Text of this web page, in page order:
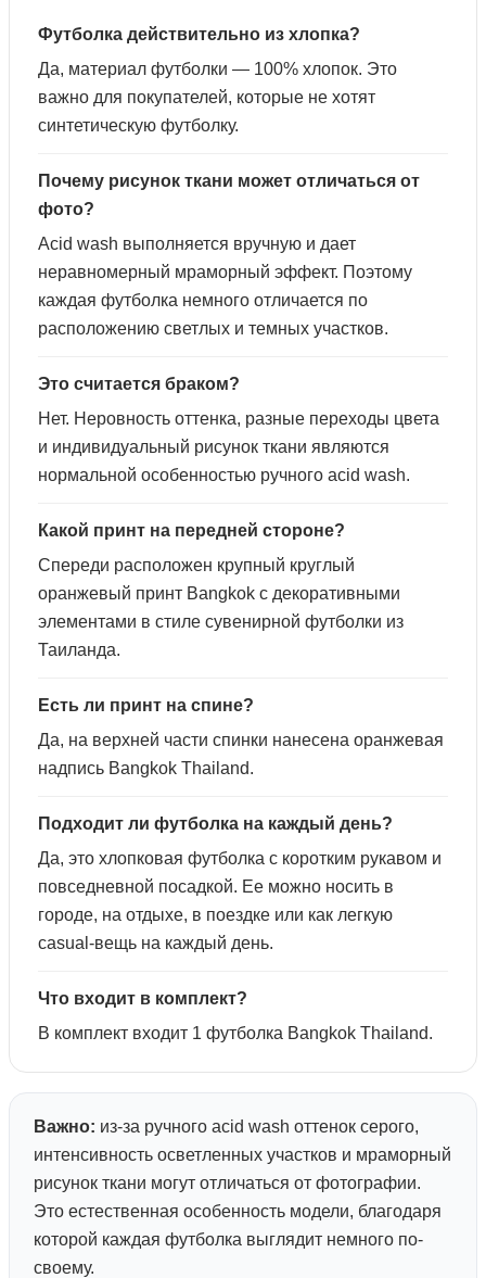
Футболка действительно из хлопка?
Да, материал футболки — 100% хлопок. Это
важно для покупателей, которые не хотят
синтетическую футболку.
Почему рисунок ткани может отличаться от
фото?
Acid wash выполняется вручную и дает
неравномерный мраморный эффект. Поэтому
каждая футболка немного отличается по
расположению светлых и темных участков.
Это считается браком?
Нет. Неровность оттенка, разные переходы цвета
и индивидуальный рисунок ткани являются
нормальной особенностью ручного acid wash.
Какой принт на передней стороне?
Спереди расположен крупный круглый
оранжевый принт Bangkok с декоративными
элементами в стиле сувенирной футболки из
Таиланда.
Есть ли принт на спине?
Да, на верхней части спинки нанесена оранжевая
надпись Bangkok Thailand.
Подходит ли футболка на каждый день?
Да, это хлопковая футболка с коротким рукавом и
повседневной посадкой. Ее можно носить в
городе, на отдыхе, в поездке или как легкую
casual-вещь на каждый день.
Что входит в комплект?
В комплект входит 1 футболка Bangkok Thailand.
Важно: из-за ручного acid wash оттенок серого,
интенсивность осветленных участков и мраморный
рисунок ткани могут отличаться от фотографии.
Это естественная особенность модели, благодаря
которой каждая футболка выглядит немного по-
своему.